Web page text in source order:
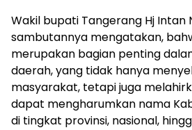
Wakil bupati Tangerang Hj Intan
sambutannya mengatakan,
merupakan bagian penting
daerah, yang tidak hanya
masyarakat, tetapi juga
dapat mengharumkan nama
di tingkat provinsi, nasional,